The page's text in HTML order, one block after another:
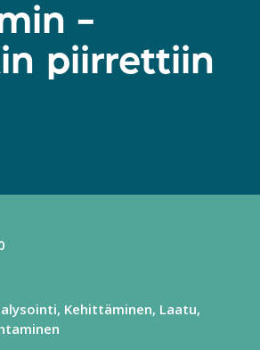
–
piirrettiin
Kehittäminen Laatu